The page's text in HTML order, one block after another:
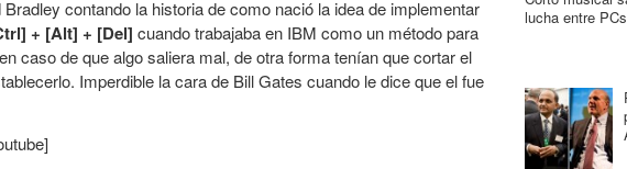
contando la historia de como nació la idea de implementar
+ [Alt] + [Del] cuando trabajaba en IBM como un método para
caso de que algo saliera mal, de otra forma tenían que cortar el
Imperdible la cara de Bill Gates cuando le dice que el fue
lucha entre